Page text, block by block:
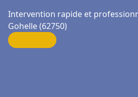
Intervention rapide et
Gohelle (62750)